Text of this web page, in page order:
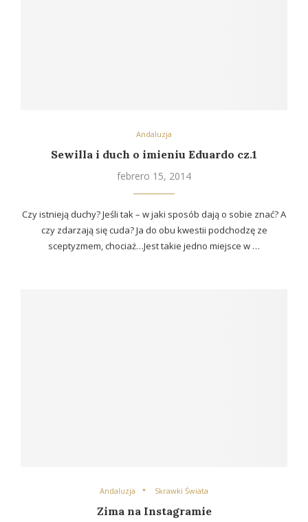
Andaluzja
Sewilla i duch o imieniu Eduardo cz.1
febrero 15, 2014
Czy istnieją duchy? Jeśli tak – w jaki sposób dają o sobie znać? A
czy zdarzają się cuda? Ja do obu kwestii podchodzę ze
sceptyzmem, chociaż…Jest takie jedno miejsce w …
Andaluzja Skrawki Świata
Zima na Instagramie